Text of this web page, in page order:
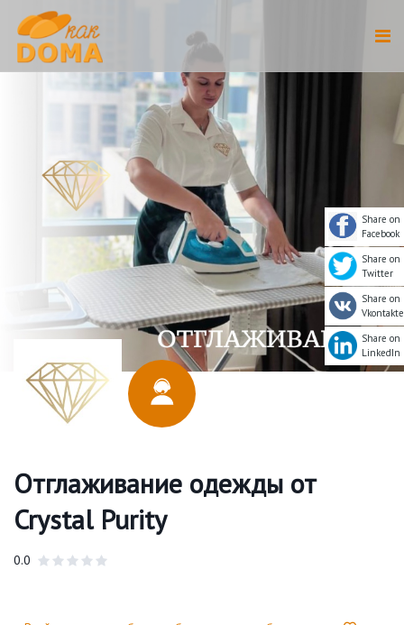
Отглаживание одежды от
Crystal Purity
0.0
Share on
Facebook
Share on
Twitter
Share on
Vkontakte
Share on
LinkedIn